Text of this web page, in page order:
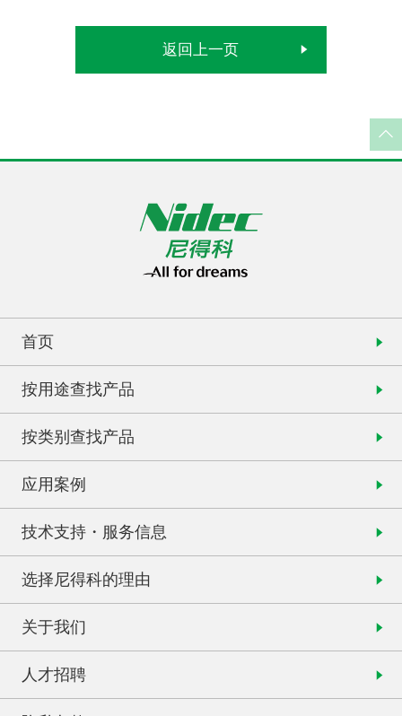
返回上一页
首页
按用途查找产品
按类别查找产品
应用案例
技术支持・服务信息
选择尼得科的理由
关于我们
人才招聘